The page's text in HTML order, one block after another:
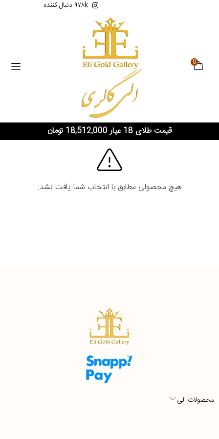
۹۷۸k دنبال کننده
0
قیمت طلای 18 عیار 18,512,000 تومان
هیچ محصولی مطابق با انتخاب شما یافت نشد.
محصولات الی